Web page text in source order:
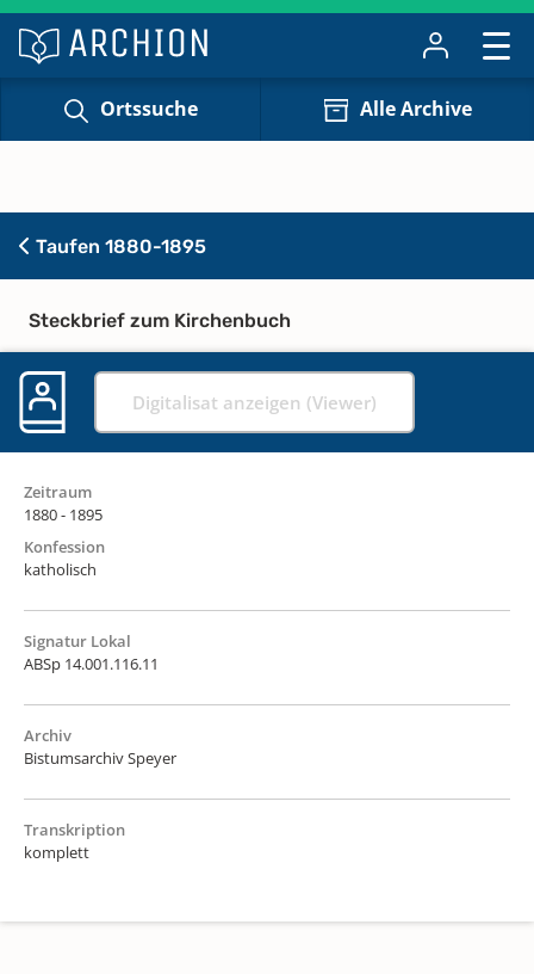
Ortssuche Alle Archive
Taufen 1880-1895
Steckbrief zum Kirchenbuch
Digitalisat anzeigen (Viewer)
Zeitraum
1880 - 1895
Konfession
katholisch
Signatur Lokal
ABSp 14.001.116.11
Archiv
Bistumsarchiv Speyer
Transkription
komplett